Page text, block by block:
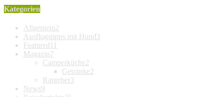
Kategorien
Allgemein2
Ausflugstipps mit Hund3
Featured 11
Magazin7
Camperküche2
Getränke2
Ratgeber3
News9